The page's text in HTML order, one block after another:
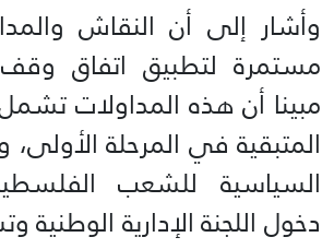
وأشار إلى أن النقاش
مستمرة لتطبيق اتفاق وقف
مبينا أن هذه المداولات
المتبقية في المرحلة الأولى،
السياسية للشعب
دخول اللجنة الإدارية الوطنية